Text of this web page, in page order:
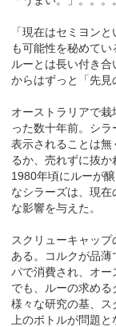
「現在はセミヨン
も可能性を秘めてい
ルーとは長い付き
からはずっと「先見
オーストラリアで
った数十年前。シ
表示されることは
るか、売れずに抜か
1980年頃にルーが
なシラーズは、現
な影響を与えた。
スクリューキャッ
ある。コルクが品
パで消費され、オー
でも、ルーの求める
様々な研究の基、ス
上のボトルが問題